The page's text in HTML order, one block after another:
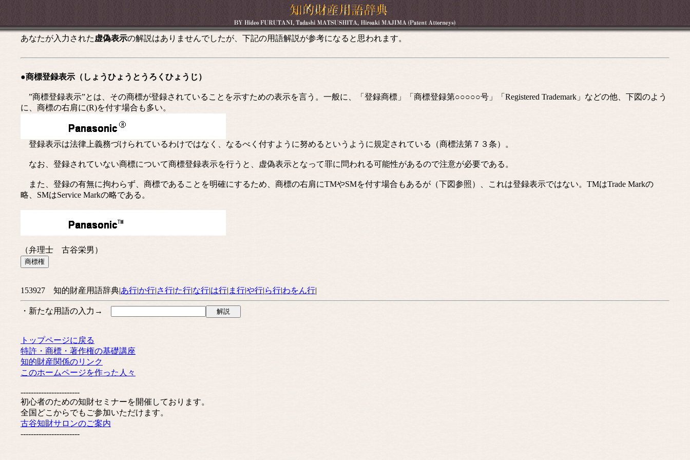
あなたが入力された虚偽表示の解説はありませんでしたが、下記の用語解説が参考になると思われます。
●商標登録表示（しょうひょうとうろくひょうじ）
”商標登録表示”とは、その商標が登録されていることを示すための表示を言う。一般に、「登録商標」「商標登録第○○○○○号」「Registered Trademark」などの他、下図のよう
に、商標の右肩に(R)を付す場合も多い。
登録表示は法律上義務づけられているわけではなく、なるべく付すように努めるというように規定されている（商標法第７３条）。
なお、登録されていない商標について商標登録表示を行うと、虚偽表示となって罪に問われる可能性があるので注意が必要である。
また、登録の有無に拘わらず、商標であることを明確にするため、商標の右肩にTMやSMを付す場合もあるが（下図参照）、これは登録表示ではない。TMはTrade Markの
略、SMはService Markの略である。
（弁理士 古谷栄男）
153927 知的財産用語辞典|あ行|か行|さ行|た行|な行|は行| ま行|や行|ら行|わをん行|
・新たな用語の入力→
トップページに戻る
特許・商標・著作権の基礎講座
知的財産関係のリンク
このホームページを作った人々
-----------------------
初心者のための知財セミナーを開催しております。
全国どこからでもご参加いただけます。
古谷知財サロンのご案内
-----------------------